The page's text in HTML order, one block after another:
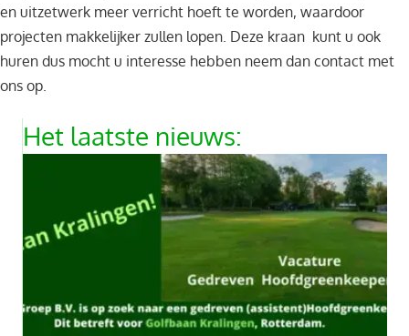
en uitzetwerk meer verricht hoeft te worden, waardoor
projecten makkelijker zullen lopen. Deze kraan kunt u ook
huren dus mocht u interesse hebben neem dan contact met
ons op.
Het laatste nieuws: